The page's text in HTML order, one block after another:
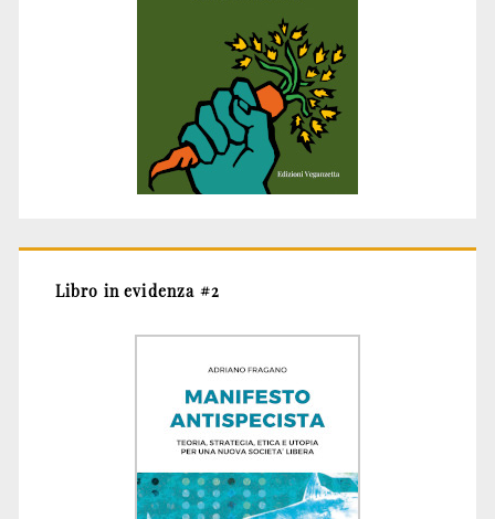
Libro in evidenza #2